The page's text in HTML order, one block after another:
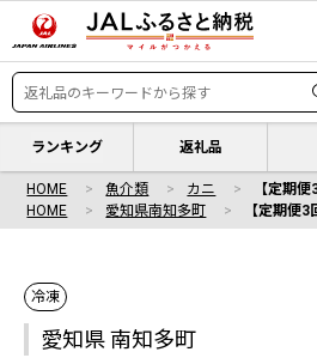
ランキング 返礼品
HOME 魚介類 カニ
【定期
HOME
愛知県南知多町 【定期便
冷凍
愛知県 南知多町